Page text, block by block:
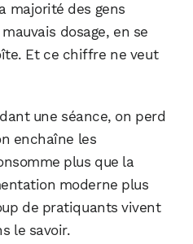
majorité des gens
dosage, en se
Et ce chiffre ne veut
une séance, on perd
enchaîne les
plus que la
moderne plus
de pratiquants vivent
le savoir.